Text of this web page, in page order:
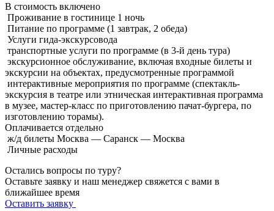
В стоимость включено
Проживание в гостинице 1 ночь
Питание по программе (1 завтрак, 2 обеда)
Услуги гида-экскурсовода
транспортные услуги по программе (в 3-й день тура)
экскурсионное обслуживание, включая входные билеты и
экскурсии на объектах, предусмотренные программой
интерактивные мероприятия по программе (спектакль-
экскурсия в театре или этническая интерактивная программа
в музее, мастер-класс по приготовлению пачат-бургера, по
изготовлению торамы).
Оплачивается отдельно
ж/д билеты Москва — Саранск — Москва
Личные расходы
Остались вопросы по туру?
Оставьте заявку и наш менеджер свяжется с вами в
ближайшее время
Оставить заявку